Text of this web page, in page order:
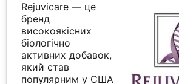
Rejuvicare — це
бренд
високоякісних
біологічно
активних добавок,
який став
популярним у США